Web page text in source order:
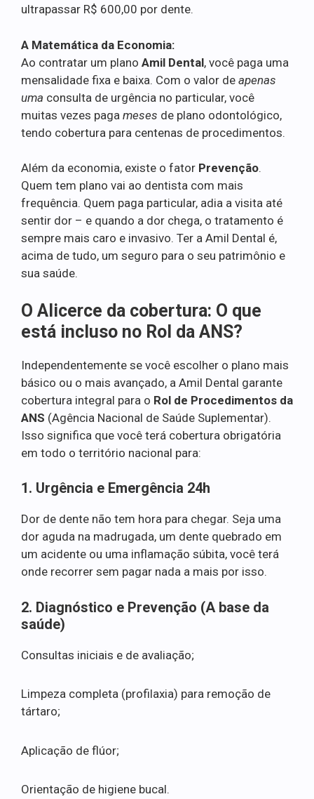
ultrapassar R$ 600,00 por dente.
A Matemática da Economia:
Ao contratar um plano Amil Dental, você paga uma
mensalidade fixa e baixa. Com o valor de apenas
uma consulta de urgência no particular, você
muitas vezes paga meses de plano odontológico,
tendo cobertura para centenas de procedimentos.
Além da economia, existe o fator Prevenção.
Quem tem plano vai ao dentista com mais
frequência. Quem paga particular, adia a visita até
sentir dor – e quando a dor chega, o tratamento é
sempre mais caro e invasivo. Ter a Amil Dental é,
acima de tudo, um seguro para o seu patrimônio e
sua saúde.
O Alicerce da cobertura: O que
está incluso no Rol da ANS?
Independentemente se você escolher o plano mais
básico ou o mais avançado, a Amil Dental garante
cobertura integral para o Rol de Procedimentos da
ANS (Agência Nacional de Saúde Suplementar).
Isso significa que você terá cobertura obrigatória
em todo o território nacional para:
1. Urgência e Emergência 24h
Dor de dente não tem hora para chegar. Seja uma
dor aguda na madrugada, um dente quebrado em
um acidente ou uma inflamação súbita, você terá
onde recorrer sem pagar nada a mais por isso.
2. Diagnóstico e Prevenção (A base da
saúde)
Consultas iniciais e de avaliação;
Limpeza completa (profilaxia) para remoção de
tártaro;
Aplicação de flúor;
Orientação de higiene bucal.